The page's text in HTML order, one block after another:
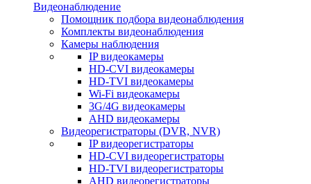
Видеонаблюдение
Помощник подбора видеонаблюдения
Комплекты видеонаблюдения
Камеры наблюдения
IP видеокамеры
HD-CVI видеокамеры
HD-TVI видеокамеры
Wi-Fi видеокамеры
3G/4G видеокамеры
AHD видеокамеры
Видеорегистраторы (DVR, NVR)
IP видеорегистраторы
HD-CVI видеорегистраторы
HD-TVI видеорегистраторы
AHD видеорегистраторы